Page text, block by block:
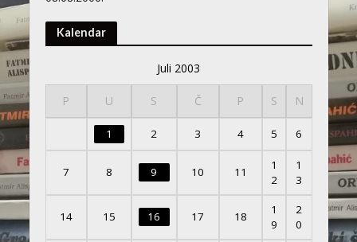
Kalendar
Juli 2003
P U S Č P S N
1 2 3 4 5 6
7 8 9 10 11
1
2
1
3
14 15 16 17 18
1
9
2
0